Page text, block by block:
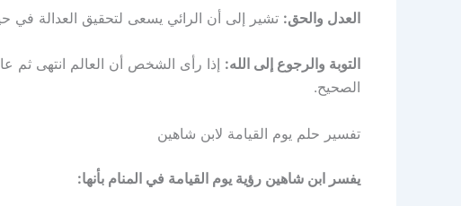
العدل والحق: تشير إلى أن الرائي يسعى لتحقيق العدالة في
التوبة والرجوع إلى الله: إذا رأى الشخص أن العالم انتهى ثم
الصحيح.
تفسير حلم يوم القيامة لابن شاهين
يفسر ابن شاهين رؤية يوم القيامة في المنام بأنها: